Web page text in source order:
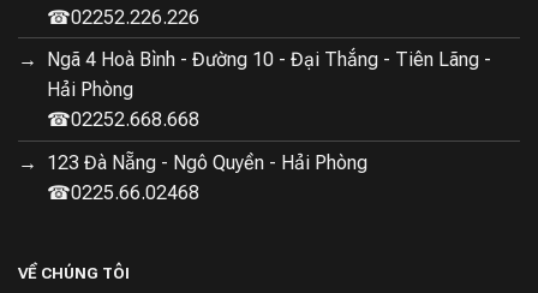
☎02252.226.226
Ngã 4 Hoà Bình - Đường 10 - Đại Thắng - Tiên Lãng -
Hải Phòng
☎02252.668.668
123 Đà Nẵng - Ngô Quyền - Hải Phòng
☎0225.66.02468
VỀ CHÚNG TÔI